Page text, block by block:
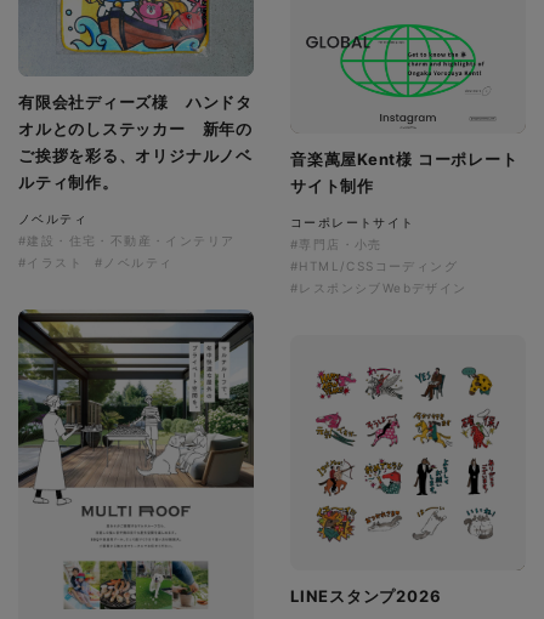
音楽萬屋Kent様 コーポレート
サイト制作
コーポレートサイト
#専門店・小売
#HTML/CSSコーディング
#レスポンシブWebデザイン
有限会社ディーズ様 ハンドタ
オルとのしステッカー 新年の
ご挨拶を彩る、オリジナルノベ
ルティ制作。
ノベルティ
#建設・住宅・不動産・インテリア
#イラスト
#ノベルティ
LINEスタンプ2026